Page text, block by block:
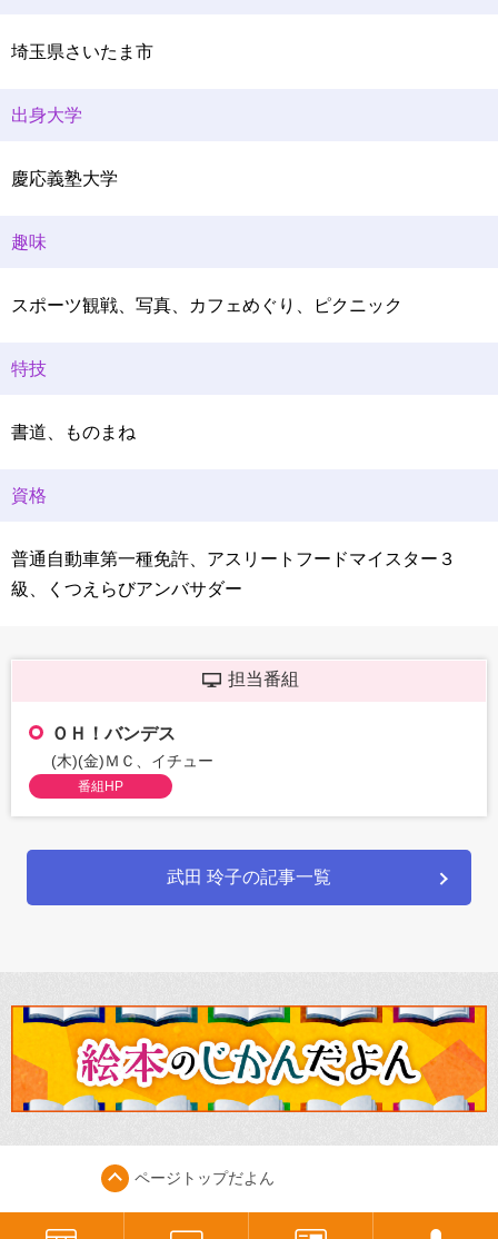
埼玉県さいたま市
出身大学
慶応義塾大学
趣味
スポーツ観戦、写真、カフェめぐり、ピクニック
特技
書道、ものまね
資格
普通自動車第一種免許、アスリートフードマイスター３
級、くつえらびアンバサダー
担当番組
ＯＨ！バンデス
(木)(金)ＭＣ、イチュー
番組HP
武田 玲子の記事一覧
ページトップだよん